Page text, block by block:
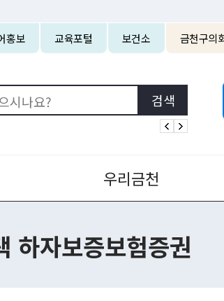
홍보 교육포털 보건소 금천구의
우리금천
하자보증보험증권